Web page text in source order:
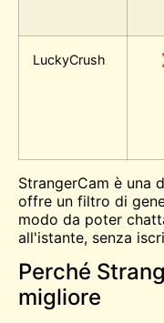
LuckyCrush
StrangerCam è una
offre un filtro di
modo da poter
all'istante, senza
Perché
migliore